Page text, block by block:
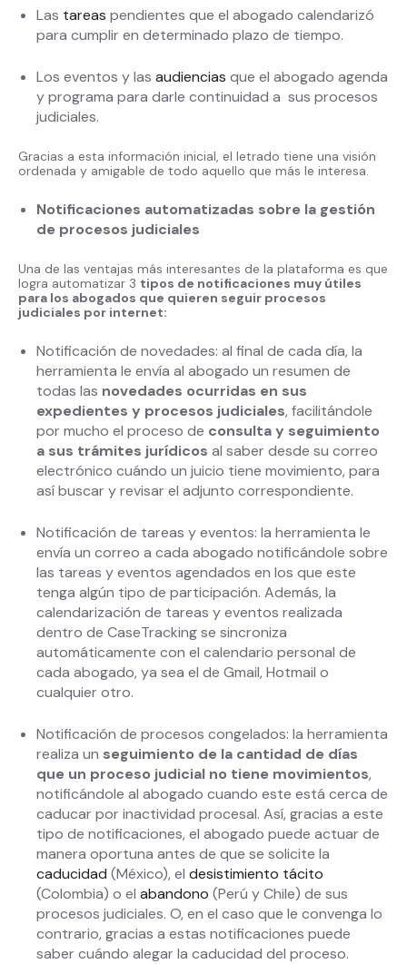
Las tareas pendientes que el abogado calendarizó
para cumplir en determinado plazo de tiempo.
Los eventos y las audiencias que el abogado agenda
y programa para darle continuidad a sus procesos
judiciales.
Gracias a esta información inicial, el letrado tiene una visión
ordenada y amigable de todo aquello que más le interesa.
Notificaciones automatizadas sobre la gestión
de procesos judiciales
Una de las ventajas más interesantes de la plataforma es que
logra automatizar 3 tipos de notificaciones muy útiles
para los abogados que quieren seguir procesos
judiciales por internet:
Notificación de novedades: al final de cada día, la
herramienta le envía al abogado un resumen de
todas las novedades ocurridas en sus
expedientes y procesos judiciales, facilitándole
por mucho el proceso de consulta y seguimiento
a sus trámites jurídicos al saber desde su correo
electrónico cuándo un juicio tiene movimiento, para
así buscar y revisar el adjunto correspondiente.
Notificación de tareas y eventos: la herramienta le
envía un correo a cada abogado notificándole sobre
las tareas y eventos agendados en los que este
tenga algún tipo de participación. Además, la
calendarización de tareas y eventos realizada
dentro de CaseTracking se sincroniza
automáticamente con el calendario personal de
cada abogado, ya sea el de Gmail, Hotmail o
cualquier otro.
Notificación de procesos congelados: la herramienta
realiza un seguimiento de la cantidad de días
que un proceso judicial no tiene movimientos,
notificándole al abogado cuando este está cerca de
caducar por inactividad procesal. Así, gracias a este
tipo de notificaciones, el abogado puede actuar de
manera oportuna antes de que se solicite la
caducidad (México), el desistimiento tácito
(Colombia) o el abandono (Perú y Chile) de sus
procesos judiciales. O, en el caso que le convenga lo
contrario, gracias a estas notificaciones puede
saber cuándo alegar la caducidad del proceso.